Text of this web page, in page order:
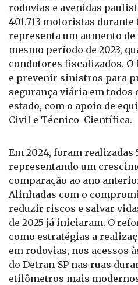
rodovias e avenidas
401.713 motoristas durante
representa um aumento de
mesmo período de 2023,
condutores fiscalizados. O
e prevenir sinistros para
segurança viária em
estado, com o apoio de
Civil e Técnico-Científica.
Em 2024, foram realizadas
representando um
comparação ao ano
Alinhadas com o
reduzir riscos e salvar
de 2025 já iniciaram. O
como estratégias a
em rodovias, nos acessos
do Detran-SP nas ruas
etilômetros mais